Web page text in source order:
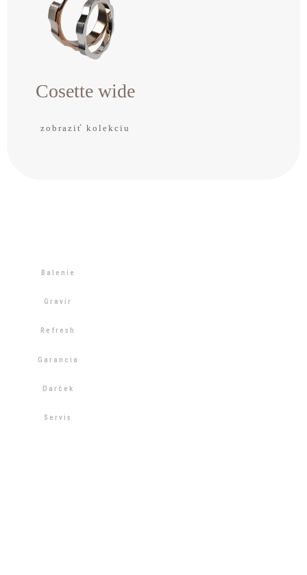
Cosette wide
zobraziť kolekciu
Balenie
Gravír
Refresh
Garancia
Darček
Servis